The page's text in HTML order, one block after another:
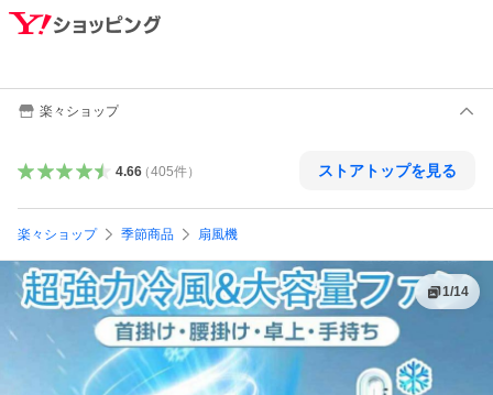
楽々ショップ
4.66（405件） ストアトップを見る
楽々ショップ 季節商品 扇風機
1/14